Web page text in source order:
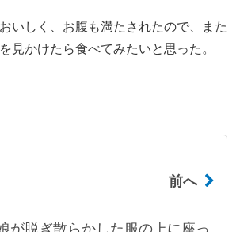
いしく、お腹も満たされたので、また
見かけたら食べてみたいと思った。
前へ
が脱ぎ散らかした服の上に座っ